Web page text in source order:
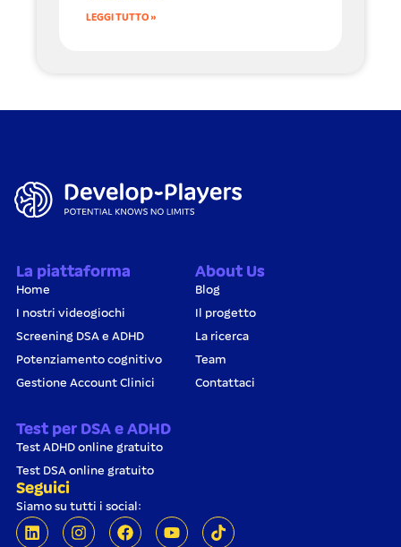
LEGGI TUTTO »
La piattaforma
Home
I nostri videogiochi
Screening DSA e ADHD
Potenziamento cognitivo
Gestione Account Clinici
About Us
Blog
Il progetto
La ricerca
Team
Contattaci
Test per DSA e ADHD
Test ADHD online gratuito
Test DSA online gratuito
Seguici
Siamo su tutti i social: